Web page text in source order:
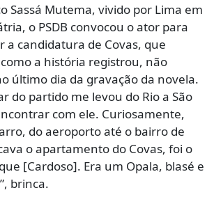
Sassá Mutema, vivido por Lima em
o PSDB convocou o ator para
candidatura de Covas, que
a história registrou, não
último dia da gravação da novela.
do partido me levou do Rio a São
com ele. Curiosamente,
do aeroporto até o bairro de
o apartamento do Covas, foi o
[Cardoso]. Era um Opala, blasé e
brinca.